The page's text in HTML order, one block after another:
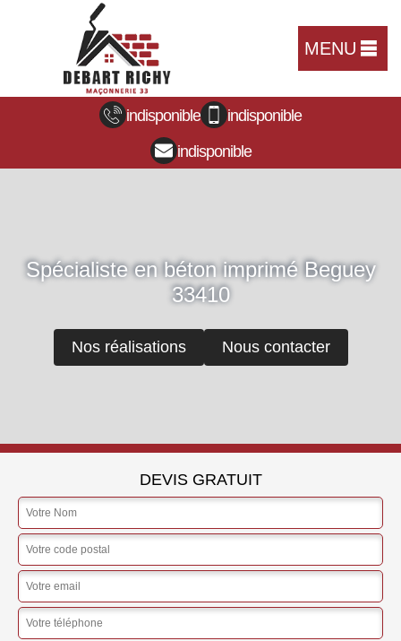
MENU
indisponible
indisponible
indisponible
Spécialiste en béton imprimé Beguey
33410
Nos réalisations Nous contacter
DEVIS GRATUIT